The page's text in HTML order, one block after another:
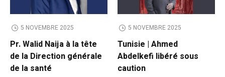
5 NOVEMBRE 2025
Pr. Walid Naija à la tête
de la Direction générale
de la santé
5 NOVEMBRE 2025
Tunisie | Ahmed
Abdelkefi libéré sous
caution